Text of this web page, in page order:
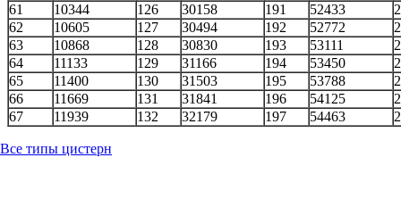
61
10344 126 30158 191 52433
62
10605 127 30494 192 52772
63
10868 128 30830 193 53111
64
11133 129 31166 194 53450
65
11400 130 31503 195 53788
66
11669 131 31841 196 54125
67
11939 132 32179 197 54463
Все типы цистерн